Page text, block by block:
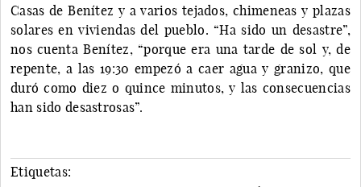
Casas de Benítez y a varios tejados, chimeneas y plazas
solares en viviendas del pueblo. “Ha sido un desastre”,
nos cuenta Benítez, “porque era una tarde de sol y, de
repente, a las 19:30 empezó a caer agua y granizo, que
duró como diez o quince minutos, y las consecuencias
han sido desastrosas”.
Etiquetas: